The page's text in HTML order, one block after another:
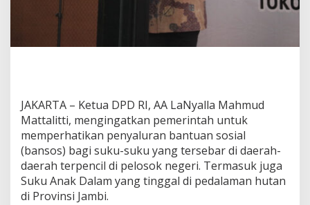
i
P
e
r
a
t
i
JAKARTA – Ketua DPD RI, AA LaNyalla Mahmud
Mattalitti, mengingatkan pemerintah untuk
memperhatikan penyaluran bantuan sosial
(bansos) bagi suku-suku yang tersebar di daerah-
daerah terpencil di pelosok negeri. Termasuk juga
Suku Anak Dalam yang tinggal di pedalaman hutan
di Provinsi Jambi.